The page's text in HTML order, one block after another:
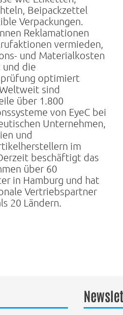
Beipackzettel
Verpackungen.
Reklamationen
vermieden,
und Materialkosten
und die
optimiert
sind
über 1.800
von EyeC bei
Unternehmen,
und
im
beschäftigt das
über 60
in Hamburg und hat
Vertriebspartner
20 Ländern.